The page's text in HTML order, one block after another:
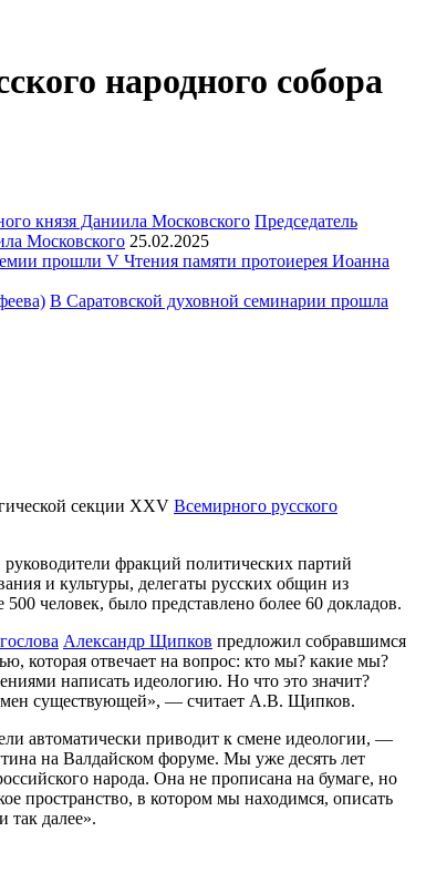
народного собора
Председатель
Московского 25.02.2025
прошли V Чтения памяти протоиерея Иоанна
В Саратовской духовной семинарии прошла
секции XXV Всемирного русского
фракций политических партий
и культуры, делегаты русских общин из
человек, было представлено более 60 докладов.
Александр Щипков предложил собравшимся
которая отвечает на вопрос: кто мы? какие мы?
написать идеологию. Но что это значит?
существующей», — считает А.В. Щипков.
автоматически приводит к смене идеологии, —
на Валдайском форуме. Мы уже десять лет
народа. Она не прописана на бумаге, но
пространство, в котором мы находимся, описать
так далее».